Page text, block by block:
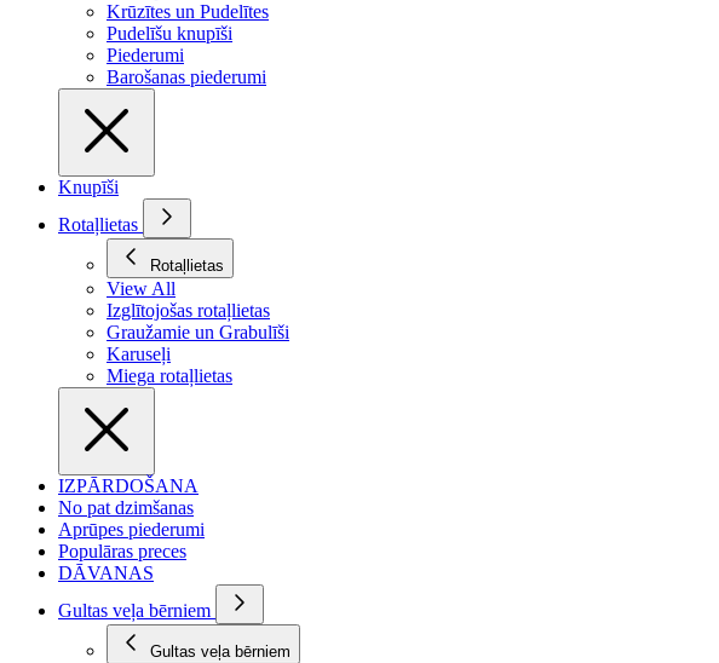
Krūzītes un Pudelītes
Pudelīšu knupīši
Piederumi
Barošanas piederumi
Knupīši
Rotaļlietas
Rotaļlietas
View All
Izglītojošas rotaļlietas
Graužamie un Grabulīši
Karuseļi
Miega rotaļlietas
IZPĀRDOŠANA
No pat dzimšanas
Aprūpes piederumi
Populāras preces
DĀVANAS
Gultas veļa bērniem
Gultas veļa bērniem